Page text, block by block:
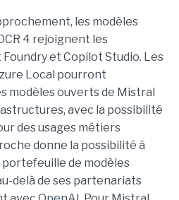
les modèles
4 rejoignent les
et Copilot Studio. Les
Local pourront
modèles ouverts de Mistral
avec la possibilité
des usages métiers
donne la possibilité à
portefeuille de modèles
delà de ses partenariats